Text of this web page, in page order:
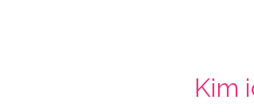
Kim